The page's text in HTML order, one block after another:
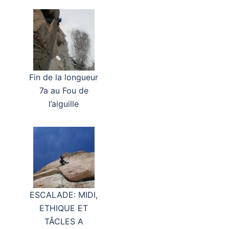
Fin de la longueur
7a au Fou de
l’aiguille
ESCALADE: MIDI,
ETHIQUE ET
TÂCLES A